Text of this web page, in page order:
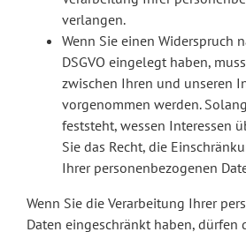
verlangen.
Wenn Sie einen Widerspruch
DSGVO eingelegt haben,
zwischen Ihren und unseren
vorgenommen werden.
feststeht, wessen Interessen
Sie das Recht, die
Ihrer personenbezogenen
Wenn Sie die Verarbeitung Ihrer
Daten eingeschränkt haben, dürfen